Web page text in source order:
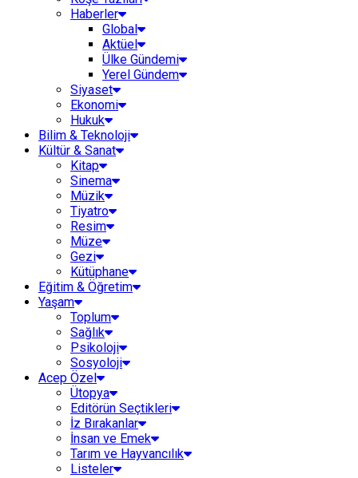
Haberler
Global
Aktüel
Ülke Gündemi
Yerel Gündem
Siyaset
Ekonomi
Hukuk
Bilim & Teknoloji
Kültür & Sanat
Kitap
Sinema
Müzik
Tiyatro
Resim
Müze
Gezi
Kütüphane
Eğitim & Öğretim
Yaşam
Toplum
Sağlık
Psikoloji
Sosyoloji
Acep Özel
Ütopya
Editörün Seçtikleri
İz Bırakanlar
İnsan ve Emek
Tarım ve Hayvancılık
Listeler